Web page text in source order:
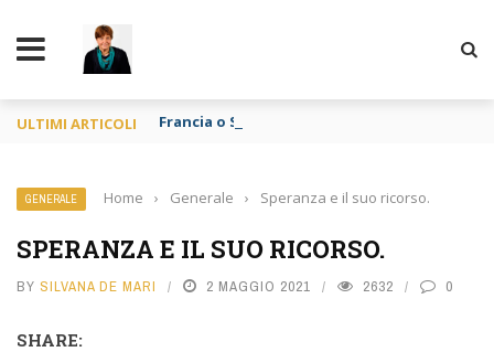
ULTIMI ARTICOLI Francia o Spagna purché si mangi
GENERALE Home › Generale › Speranza e il suo ricorso.
SPERANZA E IL SUO RICORSO.
BY SILVANA DE MARI 2 MAGGIO 2021 2632 0
SHARE: